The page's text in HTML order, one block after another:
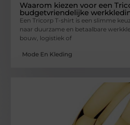
Waarom kiezen voor een
budgetvriendelijke
Een Tricorp T-shirt is een slimme
naar duurzame en betaalbare
bouw, logistiek of
Mode En Kleding